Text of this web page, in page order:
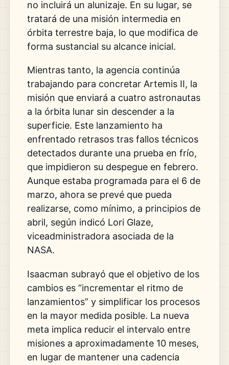
no incluirá un alunizaje. En su lugar, se
tratará de una misión intermedia en
órbita terrestre baja, lo que modifica de
forma sustancial su alcance inicial.
Mientras tanto, la agencia continúa
trabajando para concretar Artemis II, la
misión que enviará a cuatro astronautas
a la órbita lunar sin descender a la
superficie. Este lanzamiento ha
enfrentado retrasos tras fallos técnicos
detectados durante una prueba en frío,
que impidieron su despegue en febrero.
Aunque estaba programada para el 6 de
marzo, ahora se prevé que pueda
realizarse, como mínimo, a principios de
abril, según indicó Lori Glaze,
viceadministradora asociada de la
NASA.
Isaacman subrayó que el objetivo de los
cambios es “incrementar el ritmo de
lanzamientos” y simplificar los procesos
en la mayor medida posible. La nueva
meta implica reducir el intervalo entre
misiones a aproximadamente 10 meses,
en lugar de mantener una cadencia